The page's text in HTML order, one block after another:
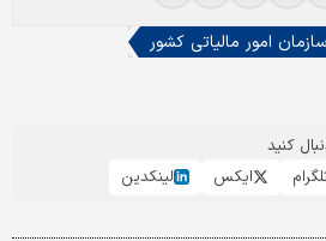
سازمان امور مالیاتی کشور
کنید
ایکس لینکدین